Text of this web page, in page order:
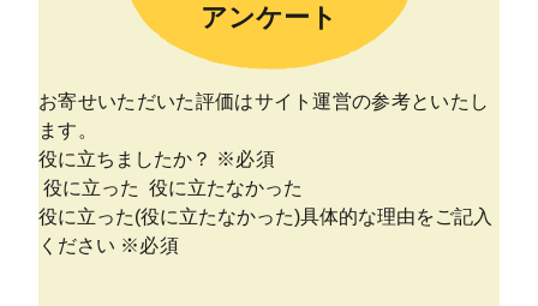
アンケート